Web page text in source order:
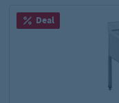
Deal